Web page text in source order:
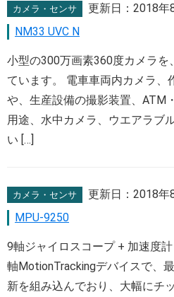
カメラ・センサ 更新日： 2018年
NM33 UVC N
小型の300万画素360度カメラを
ています。 電車車両内カメラ、
や、生産設備の撮影装置、ATM
用途、水中カメラ、ウエアラブ
い […]
カメラ・センサ 更新日： 2018年
MPU-9250
9軸ジャイロスコープ + 加速度
軸MotionTrackingデバイスで、
新を組み込んでおり、大幅にチ